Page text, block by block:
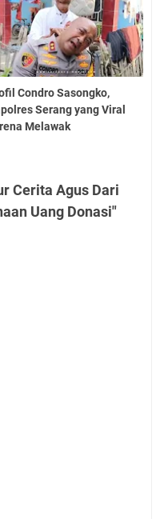
Condro Sasongko,
Serang yang Viral
Melawak
Cerita Agus Dari
Uang Donasi"